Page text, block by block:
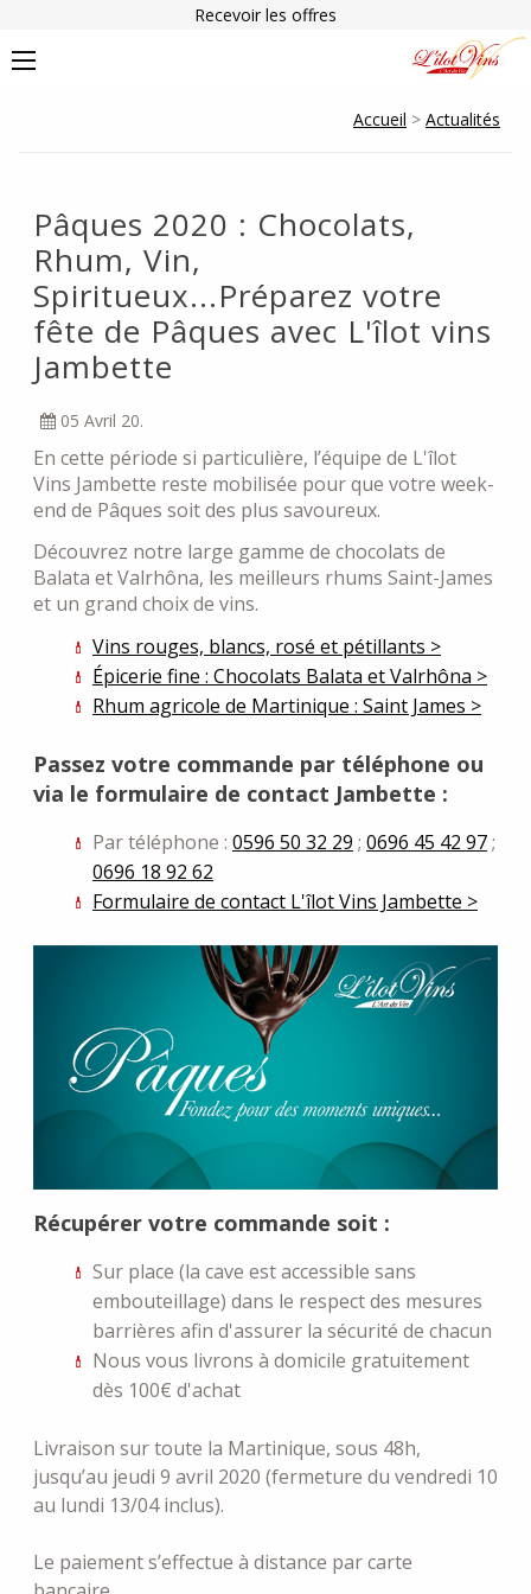
Recevoir les offres
Accueil > Actualités
​Pâques 2020 : Chocolats,
Rhum, Vin,
Spiritueux...Préparez votre
fête de Pâques avec L'îlot vins
Jambette
05 Avril 20.
En cette période si particulière, l’équipe de L'îlot
Vins Jambette reste mobilisée pour que votre week-
end de Pâques soit des plus savoureux.
Découvrez notre large gamme de chocolats de
Balata et Valrhôna, les meilleurs rhums Saint-James
et un grand choix de vins.
Vins rouges, blancs, rosé et pétillants >
Épicerie fine : Chocolats Balata et Valrhôna >
Rhum agricole de Martinique : Saint James >
Passez votre commande par téléphone ou
via le formulaire de contact Jambette :
Par téléphone : 0596 50 32 29 ; 0696 45 42 97;
0696 18 92 62
Formulaire de contact L'îlot Vins Jambette >
Récupérer votre commande soit :
Sur place (la cave est accessible sans
embouteillage) dans le respect des mesures
barrières afin d'assurer la sécurité de chacun
Nous vous livrons à domicile gratuitement
dès 100€ d'achat
Livraison sur toute la Martinique, sous 48h,
jusqu’au jeudi 9 avril 2020 (fermeture du vendredi 10
au lundi 13/04 inclus).
Le paiement s’effectue à distance par carte